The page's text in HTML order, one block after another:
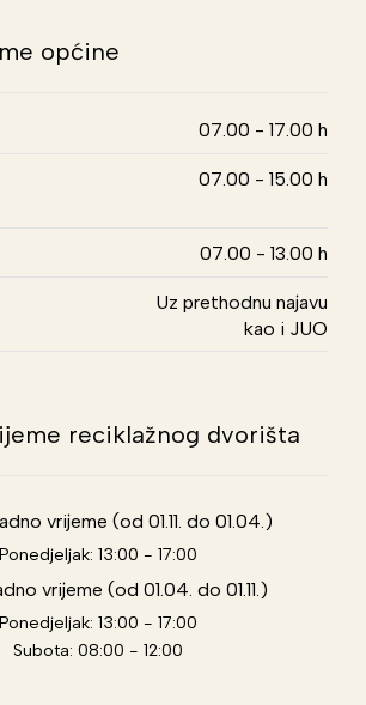
općine
07.00 - 17.00 h
07.00 - 15.00 h
07.00 - 13.00 h
Uz prethodnu najavu
kao i JUO
reciklažnog dvorišta
vrijeme (od 01.11. do 01.04.)
Ponedjeljak: 13:00 - 17:00
vrijeme (od 01.04. do 01.11.)
Ponedjeljak: 13:00 - 17:00
Subota: 08:00 - 12:00